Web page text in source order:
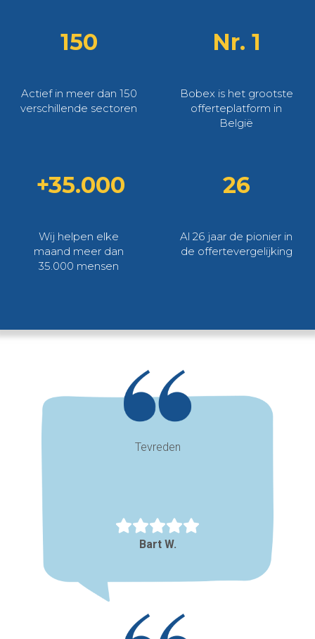
150
Actief in meer dan 150
verschillende sectoren
Nr. 1
Bobex is het grootste
offerteplatform in
België
+35.000
Wij helpen elke
maand meer dan
35.000 mensen
26
Al 26 jaar de pionier in
de offertevergelijking
Tevreden
Bart W.